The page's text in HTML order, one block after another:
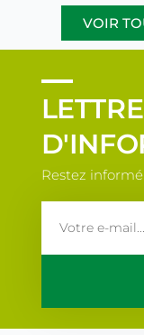
VOIR
LETTRE
Restez